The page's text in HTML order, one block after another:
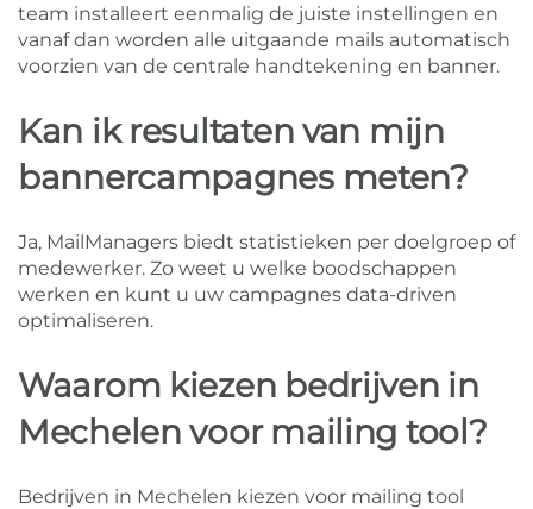
team installeert eenmalig de juiste instellingen en
vanaf dan worden alle uitgaande mails automatisch
voorzien van de centrale handtekening en banner.
Kan ik resultaten van mijn
bannercampagnes meten?
Ja, MailManagers biedt statistieken per doelgroep of
medewerker. Zo weet u welke boodschappen
werken en kunt u uw campagnes data-driven
optimaliseren.
Waarom kiezen bedrijven in
Mechelen voor mailing tool?
Bedrijven in Mechelen kiezen voor mailing tool